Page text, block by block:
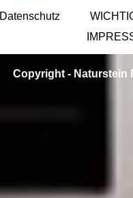
Datenschutz
Copyright - Naturstein